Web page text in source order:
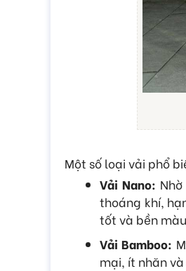
Một số loại vải phổ
Vải Nano:
thoáng khí,
tốt và bền
Vải Bamboo:
mại, ít nhăn